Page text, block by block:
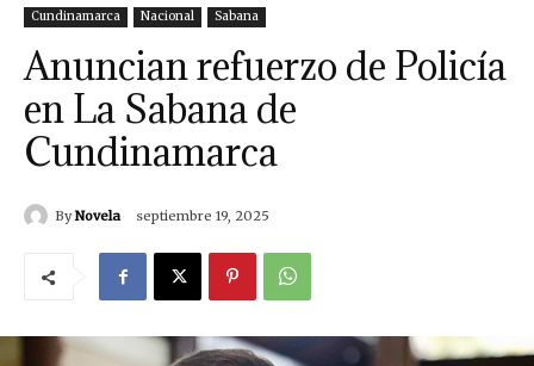
Cundinamarca Nacional Sabana
Anuncian refuerzo de Policía
en La Sabana de
Cundinamarca
By Novela septiembre 19, 2025